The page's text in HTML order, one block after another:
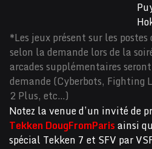
*Les jeux présent sur les
selon la demande lors de la
arcades supplémentaires
demande (Cyberbots, Fighting
2 Plus, etc…)
Notez la venue d’un invité de
Tekken DougFromParisainsi
spécial Tekken 7 et SFV par